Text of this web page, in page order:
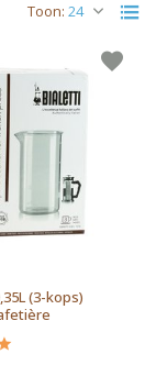
Toon:
(3-kops)